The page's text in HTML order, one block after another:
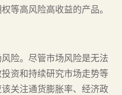
等高风险高收益的产品。
险。尽管市场风险是无法
资和持续研究市场走势等
关注通货膨胀率、经济政